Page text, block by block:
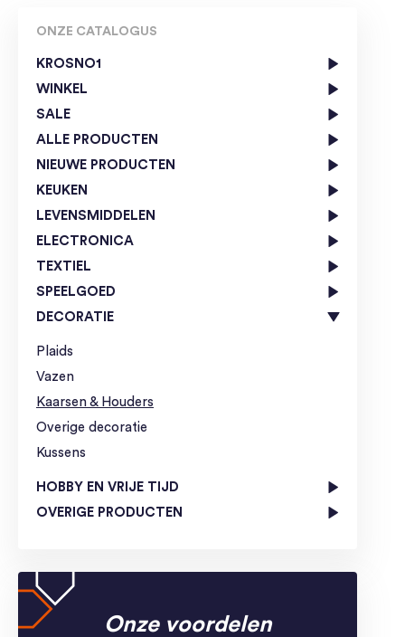
ONZE CATALOGUS
KROSNO1
WINKEL
SALE
ALLE PRODUCTEN
NIEUWE PRODUCTEN
KEUKEN
LEVENSMIDDELEN
ELECTRONICA
TEXTIEL
SPEELGOED
DECORATIE
Plaids
Vazen
Kaarsen & Houders
Overige decoratie
Kussens
HOBBY EN VRIJE TIJD
OVERIGE PRODUCTEN
Onze voordelen